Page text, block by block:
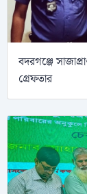
বদরগঞ্জে
গ্রেফতার